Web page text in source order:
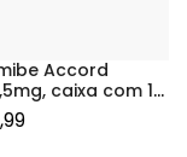
Accord
caixa com 1
com pó
de uso